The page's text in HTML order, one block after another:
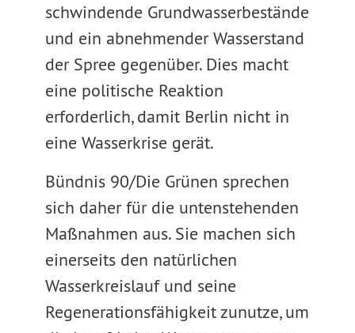
schwindende Grundwasserbestände
und ein abnehmender Wasserstand
der Spree gegenüber. Dies macht
eine politische Reaktion
erforderlich, damit Berlin nicht in
eine Wasserkrise gerät.
Bündnis 90/Die Grünen sprechen
sich daher für die untenstehenden
Maßnahmen aus. Sie machen sich
einerseits den natürlichen
Wasserkreislauf und seine
Regenerationsfähigkeit zunutze, um